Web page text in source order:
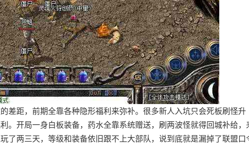
差距，前期全靠各种隐形福利来弥补。很多新人入坑只会死板刷怪升
。开局一身白板装备，药水全靠系统赠送，刷两波怪就得回城补给，
了两三天，等级和装备依旧跟不上大部队，说到底就是漏掉了联盟口